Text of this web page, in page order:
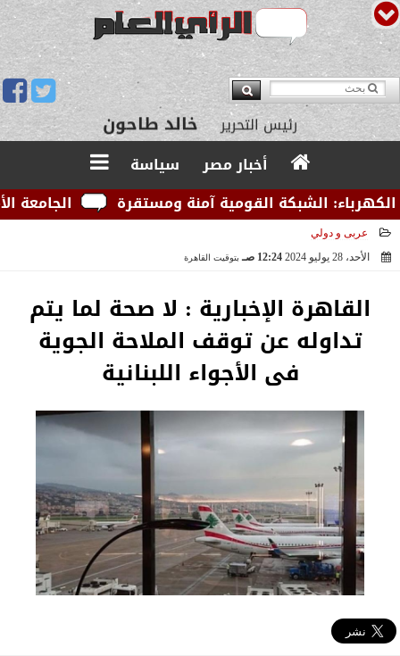
رئيس التحرير خالد طاحون
مدير التحرير يوسف قبودان
أخبار مصر
سياسة
الجامعة
الشبكة القومية آمنة ومستقرة
عربى و دولي
الأحد، 28 يوليو 2024
12:24 صـ بتوقيت القاهرة
القاهرة الإخبارية : ‏لا صحة لما يتم
تداوله عن توقف الملاحة الجوية
فى الأجواء اللبنانية